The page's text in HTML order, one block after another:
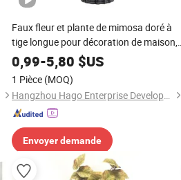
Faux fleur et plante de mimosa doré à
tige longue pour décoration de maison,
fête, mariage
0,99-5,80 $US
1 Pièce (MOQ)
Hangzhou Hago Enterprise Development Co., Ltd.
Envoyer demande